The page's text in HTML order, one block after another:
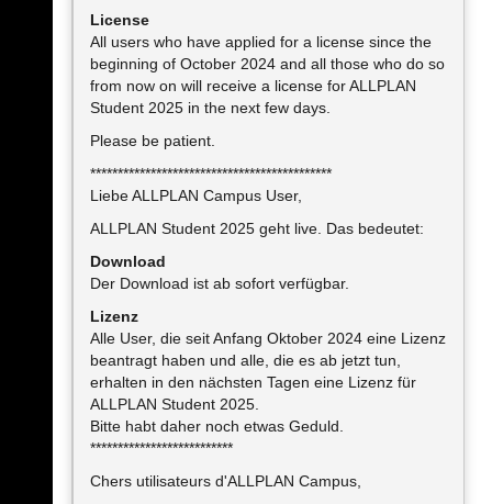
License
All users who have applied for a license since the
beginning of October 2024 and all those who do so
from now on will receive a license for ALLPLAN
Student 2025 in the next few days.
Please be patient.
********************************************
Liebe ALLPLAN Campus User,
ALLPLAN Student 2025 geht live. Das bedeutet:
Download
Der Download ist ab sofort verfügbar.
Lizenz
Alle User, die seit Anfang Oktober 2024 eine Lizenz
beantragt haben und alle, die es ab jetzt tun,
erhalten in den nächsten Tagen eine Lizenz für
ALLPLAN Student 2025.
Bitte habt daher noch etwas Geduld.
**************************
Chers utilisateurs d'ALLPLAN Campus,